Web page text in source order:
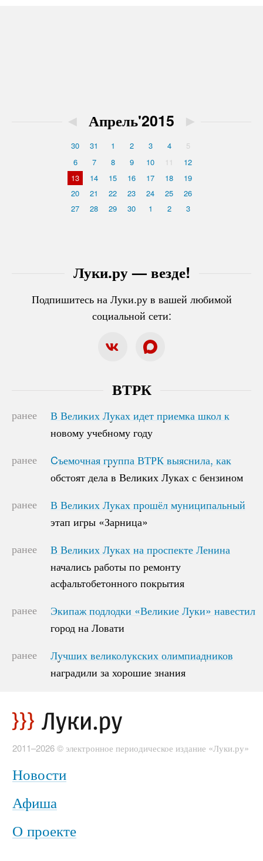
Луки.ру — везде!
Подпишитесь на Луки.ру в вашей любимой
социальной сети:
◄ Апрель'2015 ►
30 31 1 2 3 4
5
6
7 8 9 10 11
12
13
14 15 16 17 18
19
20
21 22 23 24 25
26
27
28 29 30 1 2 3
ВТРК
ранее
В Великих Луках идет приемка школ к
новому учебному году
В Великих Луках идет приемка школ к
новому учебному году
ранее
Cъемочная группа ВТРК выяснила, как
обстоят дела в Великих Луках с бензином
Cъемочная группа ВТРК выяснила, как
обстоят дела в Великих Луках с бензином
ранее
В Великих Луках прошёл муниципальный
этап игры «Зарница»
В Великих Луках прошёл муниципальный
этап игры «Зарница»
ранее
В Великих Луках на проспекте Ленина
начались работы по ремонту
асфальтобетонного покрытия
В Великих Луках на проспекте Ленина
начались работы по ремонту
асфальтобетонного покрытия
ранее
Экипаж подлодки «Великие Луки» навестил
город на Ловати
Экипаж подлодки «Великие Луки» навестил
город на Ловати
ранее
Лучших великолукских олимпиадников
наградили за хорошие знания
Лучших великолукских олимпиадников
наградили за хорошие знания
2011–2026 © электронное периодическое издание «Луки.ру»
Новости
Афиша
О проекте